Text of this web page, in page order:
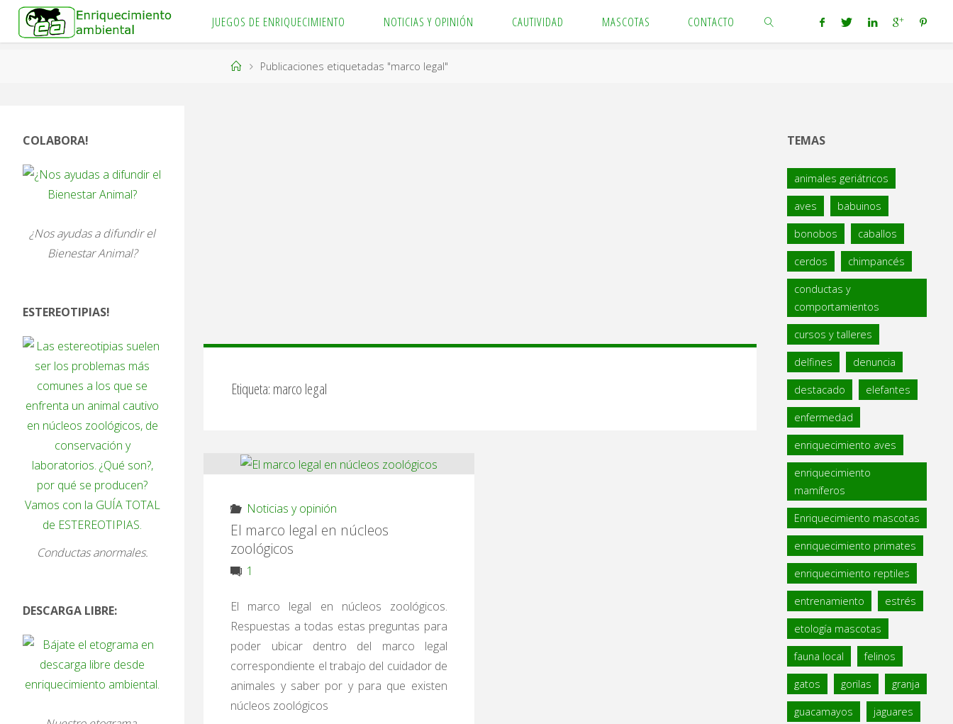
Saltar
ENRIQUECIMIENTO
AMBIENTAL
JUEGOS DE ENRIQUECIMIENTO NOTICIAS Y OPINIÓN CAUTIVIDAD MASCOTAS CONTACTO
PáginaPublicaciones etiquetadas "marco legal"
Etiqueta: marco legal
Noticias y opinión
El marco legal en núcleos
zoológicos
1
El marco legal en núcleos zoológicos.
Respuestas a todas estas preguntas para
poder ubicar dentro del marco legal
correspondiente el trabajo del cuidador de
animales y saber por y para que existen
núcleos zoológicos
COLABORA!
¿Nos ayudas a difundir el
Bienestar Animal?
ESTEREOTIPIAS!
Conductas anormales.
DESCARGA LIBRE:
TEMAS
animales geriátricos
aves babuinos
bonobos caballos
cerdos chimpancés
conductas y
comportamientos
cursos y talleres
delfines denuncia
destacado elefantes
enfermedad
enriquecimiento aves
enriquecimiento
mamíferos
Enriquecimiento mascotas
enriquecimiento primates
enriquecimiento reptiles
entrenamiento estrés
etología mascotas
fauna local felinos
gatos gorilas granja
guacamayos jaguares